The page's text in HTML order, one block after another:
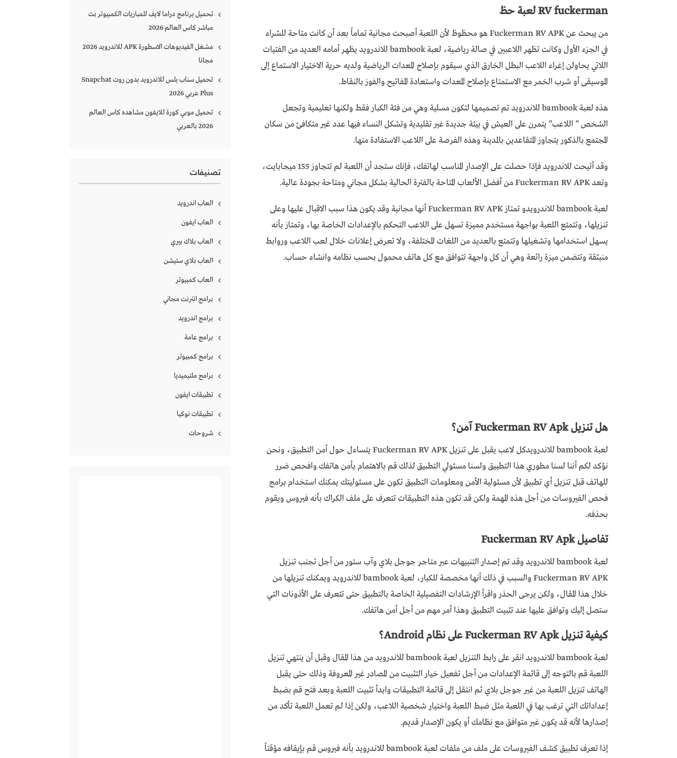
RV fuckerman لعبة حظ
من يبحث عن Fuckerman RV APK هو محظوظ لأن اللعبة أصبحت مجانية تماماً بعد أن كانت متاحة للشراء
في الجزء الأول وكانت تظهر اللاعبين في صالة رياضية، لعبة bambook للاندرويد يظهر أمامه العديد من الفتيات
اللاتي يحاولن إغراء اللاعب البطل الخارق الذي سيقوم بإصلاح المعدات الرياضية ولديه حرية الاختيار الاستماع إلى
الموسيقى أو شرب الخمر مع الاستمتاع بإصلاح المعدات واستعادة المفاتيح والفوز بالنقاط.
هذه لعبة bambook للاندرويد تم تصميمها لتكون مسلية وهي من فئة الكبار فقط ولكنها تعليمية وتجعل
الشخص ” اللاعب” يتمرن على العيش في بيئة جديدة غير تقليدية وتشكل النساء فيها عدد غير متكافئ من سكان
المجتمع بالذكور يتجاوز المتقاعدين بالمدينة وهذه الفرصة على اللاعب الاستفادة منها.
وقد أتيحت للاندرويد فإذا حصلت على الإصدار المناسب لهاتفك، فإنك ستجد أن اللعبة لم تتجاوز 155 ميجابايت،
وتعد Fuckerman RV APK من أفضل الألعاب المتاحة بالفترة الحالية بشكل مجاني ومتاحة بجودة عالية.
لعبة bambook للاندرويدو تمتاز Fuckerman RV APK أنها مجانية وقد يكون هذا سبب الاقبال عليها وعلى
تنزيلها، وتتمتع اللعبة بواجهة مستخدم مميزة تسهل على اللاعب التحكم بالإعدادات الخاصة بها، وتمتاز بأنه
يسهل استخدامها وتشغيلها وتتمتع بالعديد من اللغات المختلفة، ولا تعرض إعلانات خلال لعب اللاعب وروابط
منبثقة وتتضمن ميزة رائعة وهي أن كل واجهة تتوافق مع كل هاتف محمول بحسب نظامه وانشاء حساب.
هل تنزيل Fuckerman RV Apk آمن؟
لعبة bambook للاندرويدكل لاعب يقبل على تنزيل Fuckerman RV APK يتساءل حول أمن التطبيق، ونحن
نؤكد لكم أننا لسنا مطوري هذا التطبيق ولسنا مسئولي التطبيق لذلك قم بالاهتمام بأمن هاتفك وافحص ضرر
للهاتف قبل تنزيل أي تطبيق لأن مسئولية الأمن ومعلومات التطبيق تكون على مسئوليتك يمكنك استخدام برامج
فحص الفيروسات من أجل هذه المهمة ولكن قد تكون هذه التطبيقات تتعرف على ملف الكراك بأنه فيروس ويقوم
بحذفه.
تفاصيل Fuckerman RV Apk
لعبة bambook للاندرويد وقد تم إصدار التنبيهات عبر متاجر جوجل بلاي وآب ستور من أجل تجنب تنزيل
Fuckerman RV APK والسبب في ذلك أنها مخصصة للكبار، لعبة bambook للاندرويد ويمكنك تنزيلها من
خلال هذا المقال، ولكن يرجى الحذر واقرأ الإرشادات التفصيلية الخاصة بالتطبيق حتى تتعرف على الأذونات التي
ستصل إليك وتوافق عليها عند تثبيت التطبيق وهذا أمر مهم من أجل أمن هاتفك.
كيفية تنزيل Fuckerman RV Apk على نظام Android؟
لعبة bambook للاندرويد انقر على رابط التنزيل لعبة bambook للاندرويد من هذا المقال وقبل أن ينتهي تنزيل
اللعبة قم بالتوجه إلى قائمة الإعدادات من أجل تفعيل خيار التثبيت من المصادر غير المعروفة وذلك حتى يقبل
الهاتف تنزيل اللعبة من غير جوجل بلاي ثم انتقل إلى قائمة التطبيقات وابدأ تثبيت اللعبة وبعد فتح قم بضبط
إعداداتك التي ترغب بها في اللعبة مثل ضبط اللعبة واختيار شخصية اللاعب، ولكن إذا لم تعمل اللعبة تأكد من
إصدارها لأنه قد يكون غير متوافق مع نظامك أو يكون الإصدار قديم.
إذا تعرف تطبيق كشف الفيروسات على ملف من ملفات لعبة bambook للاندرويد بأنه فيروس قم بإيقافه مؤقتاً
تحميل برنامج دراما لايف للمباريات الكمبيوتر بث
مباشر كاس العالم 2026
مشغل الفيديوهات الاسطورة APK للاندرويد 2026
مجانا
تحميل سناب بلس للاندرويد بدون روت Snapchat
Plus‏ عربي 2026
تحميل موبي كورة للايفون مشاهده كاس العالم
2026 بالعربي
تصنيفات
العاب اندرويد
العاب ايفون
العاب بلاك بيري
العاب بلاي ستيشن
العاب كمبيوتر
برامج انترنت مجاني
برامج اندرويد
برامج عامة
برامج كمبيوتر
برامج ملتيميديا
تطبيقات ايفون
تطبيقات نوكيا
شروحات